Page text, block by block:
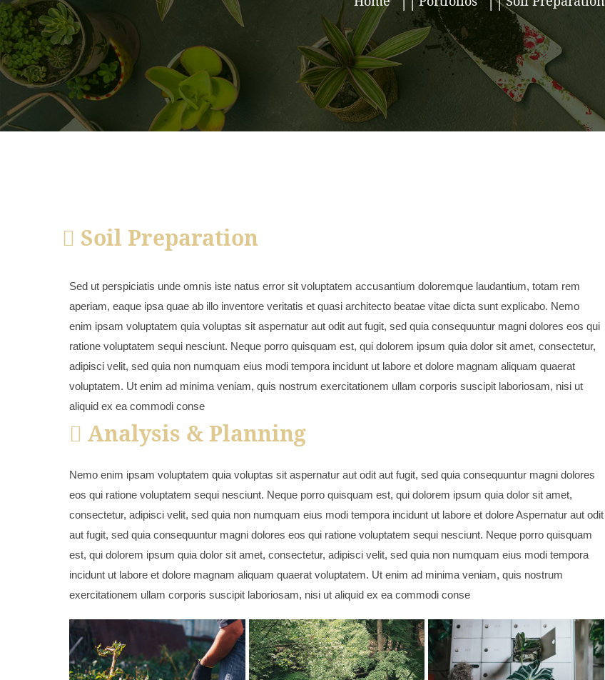
Soil Preparation
Sed ut perspiciatis unde omnis iste natus error sit voluptatem accusantium doloremque laudantium, totam rem
aperiam, eaque ipsa quae ab illo inventore veritatis et quasi architecto beatae vitae dicta sunt explicabo. Nemo
enim ipsam voluptatem quia voluptas sit aspernatur aut odit aut fugit, sed quia consequuntur magni dolores eos qui
ratione voluptatem sequi nesciunt. Neque porro quisquam est, qui dolorem ipsum quia dolor sit amet, consectetur,
adipisci velit, sed quia non numquam eius modi tempora incidunt ut labore et dolore magnam aliquam quaerat
voluptatem. Ut enim ad minima veniam, quis nostrum exercitationem ullam corporis suscipit laboriosam, nisi ut
aliquid ex ea commodi conse
Analysis & Planning
Nemo enim ipsam voluptatem quia voluptas sit aspernatur aut odit aut fugit, sed quia consequuntur magni dolores
eos qui ratione voluptatem sequi nesciunt. Neque porro quisquam est, qui dolorem ipsum quia dolor sit amet,
consectetur, adipisci velit, sed quia non numquam eius modi tempora incidunt ut labore et dolore Aspernatur aut odit
aut fugit, sed quia consequuntur magni dolores eos qui ratione voluptatem sequi nesciunt. Neque porro quisquam
est, qui dolorem ipsum quia dolor sit amet, consectetur, adipisci velit, sed quia non numquam eius modi tempora
incidunt ut labore et dolore magnam aliquam quaerat voluptatem. Ut enim ad minima veniam, quis nostrum
exercitationem ullam corporis suscipit laboriosam, nisi ut aliquid ex ea commodi conse